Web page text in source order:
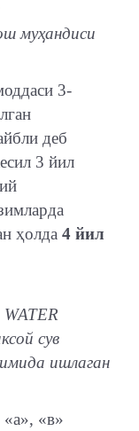
муҳандиси
3-
деб
3 йил
ҳолда 4 йил
сув
ишлаган
«в»